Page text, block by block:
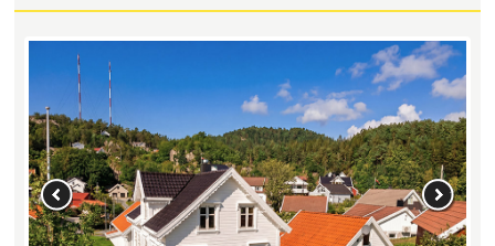
Previous Next